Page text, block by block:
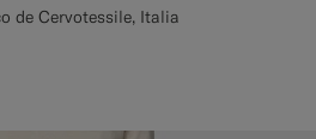
de Cervotessile, Italia